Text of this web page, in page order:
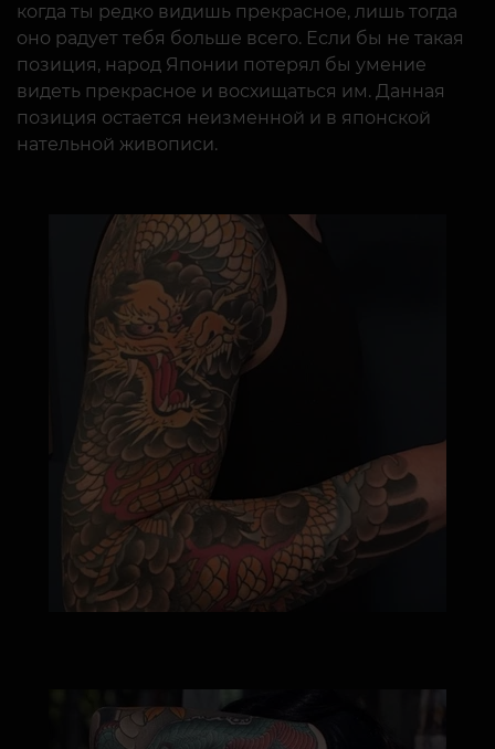
когда ты редко видишь прекрасное, лишь тогда
оно радует тебя больше всего. Если бы не такая
позиция, народ Японии потерял бы умение
видеть прекрасное и восхищаться им. Данная
позиция остается неизменной и в японской
нательной живописи.